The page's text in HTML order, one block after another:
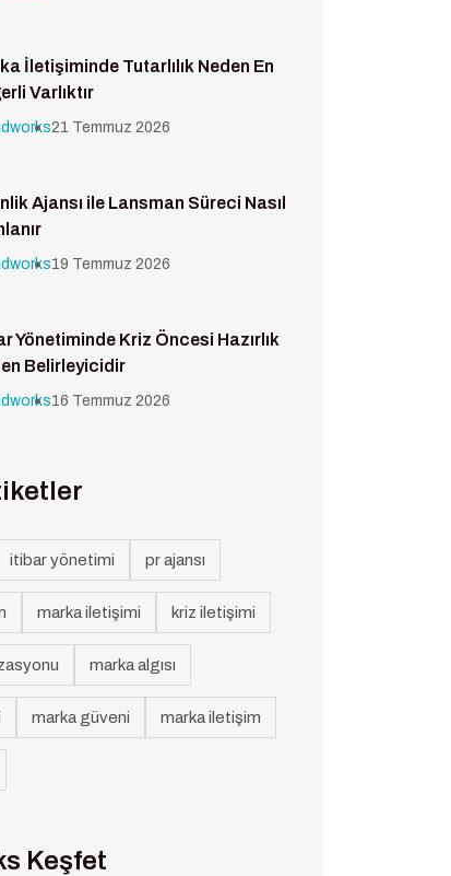
İletişiminde Tutarlılık Neden En
Varlıktır
21 Temmuz 2026
Ajansı ile Lansman Süreci Nasıl
19 Temmuz 2026
Yönetiminde Kriz Öncesi Hazırlık
Belirleyicidir
16 Temmuz 2026
itibar yönetimi pr ajansı
marka iletişimi kriz iletişimi
marka algısı
marka güveni marka iletişim
Keşfet